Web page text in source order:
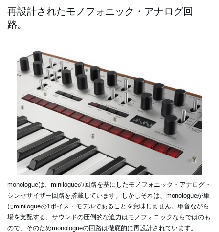
再設計されたモノフォニック・アナログ回
路。
monologueは、minilogueの回路を基にしたモノフォニック・アナログ・
シンセサイザー回路を搭載しています。しかしそれは、monologueが単
にminilogueの1ボイス・モデルであることを意味しません。単音ながら
場を支配する、サウンドの圧倒的な迫力はモノフォニックならではのも
ので、そのためmonologueの回路は徹底的に再設計されています。